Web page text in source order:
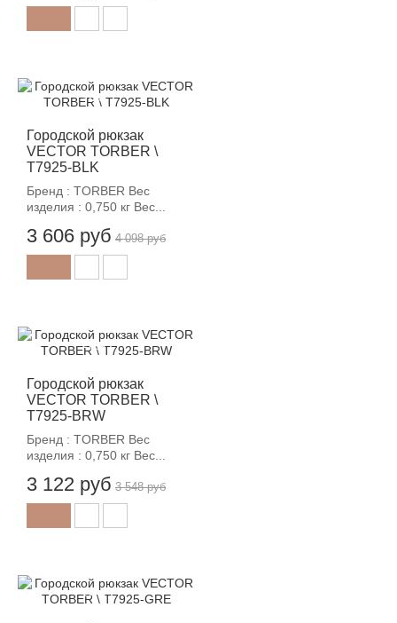
Городской рюкзак
VECTOR TORBER \
T7925-BLK
Бренд : TORBER Вес
изделия : 0,750 кг Вес...
3 606 руб
-12%
4 098 руб
Городской рюкзак
VECTOR TORBER \
T7925-BRW
Бренд : TORBER Вес
изделия : 0,750 кг Вес...
3 122 руб
-12%
3 548 руб
-12%